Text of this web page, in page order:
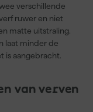
verschillende
ruwer en niet
matte uitstraling.
laat minder de
is aangebracht.
van verven